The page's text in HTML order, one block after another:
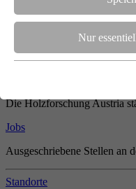
Nur
Team
Unsere gesamte Kompetenz
gebündelt
Die Holzforschung Austria
Jobs
Ausgeschriebene Stellen an
Standorte